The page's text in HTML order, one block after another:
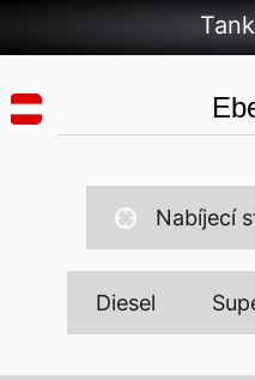
Nabíjecí
Diesel